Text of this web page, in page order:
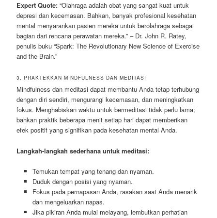
Expert Quote: “Olahraga adalah obat yang sangat kuat untuk
depresi dan kecemasan. Bahkan, banyak profesional kesehatan
mental menyarankan pasien mereka untuk berolahraga sebagai
bagian dari rencana perawatan mereka.” – Dr. John R. Ratey,
penulis buku “Spark: The Revolutionary New Science of Exercise
and the Brain.”
3. PRAKTEKKAN MINDFULNESS DAN MEDITASI
Mindfulness dan meditasi dapat membantu Anda tetap terhubung
dengan diri sendiri, mengurangi kecemasan, dan meningkatkan
fokus. Menghabiskan waktu untuk bermeditasi tidak perlu lama;
bahkan praktik beberapa menit setiap hari dapat memberikan
efek positif yang signifikan pada kesehatan mental Anda.
Langkah-langkah sederhana untuk meditasi:
Temukan tempat yang tenang dan nyaman.
Duduk dengan posisi yang nyaman.
Fokus pada pernapasan Anda, rasakan saat Anda menarik
dan mengeluarkan napas.
Jika pikiran Anda mulai melayang, lembutkan perhatian